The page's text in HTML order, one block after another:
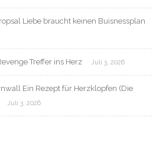
Liebe braucht keinen Buisnessplan
Treffer ins Herz Juli 3, 2026
Ein Rezept für Herzklopfen (Die
Juli 3, 2026